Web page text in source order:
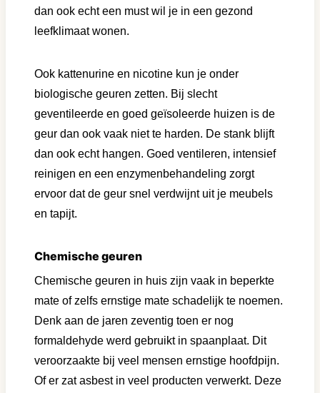
dan ook echt een must wil je in een gezond
leefklimaat wonen.
Ook kattenurine en nicotine kun je onder
biologische geuren zetten. Bij slecht
geventileerde en goed geïsoleerde huizen is de
geur dan ook vaak niet te harden. De stank blijft
dan ook echt hangen. Goed ventileren, intensief
reinigen en een enzymenbehandeling zorgt
ervoor dat de geur snel verdwijnt uit je meubels
en tapijt.
Chemische geuren
Chemische geuren in huis zijn vaak in beperkte
mate of zelfs ernstige mate schadelijk te noemen.
Denk aan de jaren zeventig toen er nog
formaldehyde werd gebruikt in spaanplaat. Dit
veroorzaakte bij veel mensen ernstige hoofdpijn.
Of er zat asbest in veel producten verwerkt. Deze